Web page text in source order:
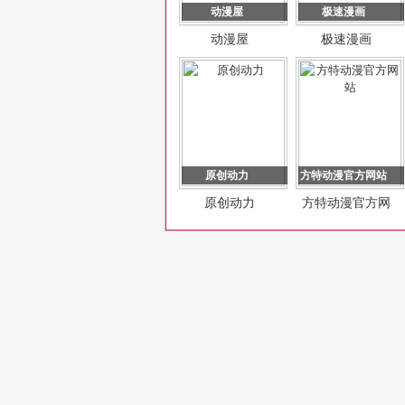
动漫屋
动漫屋
极速漫画
极速漫画
原创动力
原创动力
方特动漫官方网站
方特动漫官方网